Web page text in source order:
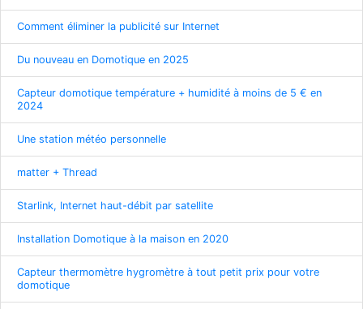
Comment éliminer la publicité sur Internet
Du nouveau en Domotique en 2025
Capteur domotique température + humidité à moins de 5 € en
2024
Une station météo personnelle
matter + Thread
Starlink, Internet haut-débit par satellite
Installation Domotique à la maison en 2020
Capteur thermomètre hygromètre à tout petit prix pour votre
domotique